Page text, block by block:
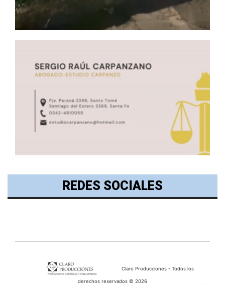
REDES SOCIALES
Claro Producciones - Todos los
derechos reservados © 2026